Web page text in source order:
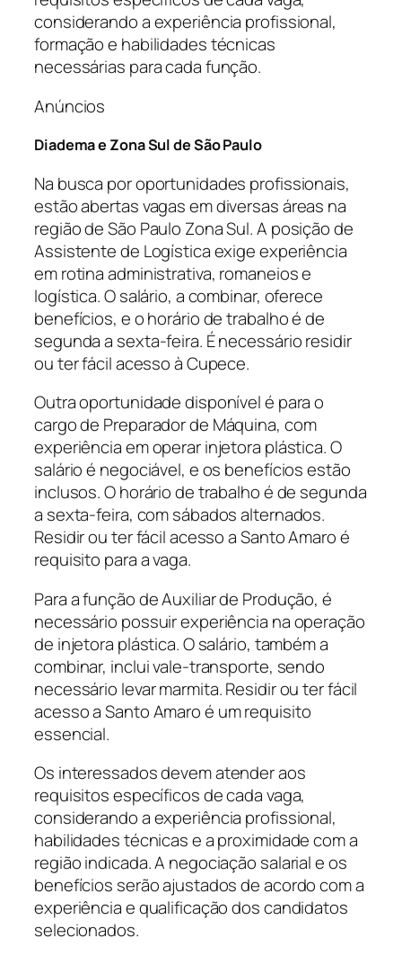
considerando a experiência profissional,
formação e habilidades técnicas
necessárias para cada função.
Anúncios
Diadema e Zona Sul de São Paulo
Na busca por oportunidades profissionais,
estão abertas vagas em diversas áreas na
região de São Paulo Zona Sul. A posição de
Assistente de Logística exige experiência
em rotina administrativa, romaneios e
logística. O salário, a combinar, oferece
benefícios, e o horário de trabalho é de
segunda a sexta-feira. É necessário residir
ou ter fácil acesso à Cupece.
Outra oportunidade disponível é para o
cargo de Preparador de Máquina, com
experiência em operar injetora plástica. O
salário é negociável, e os benefícios estão
inclusos. O horário de trabalho é de segunda
a sexta-feira, com sábados alternados.
Residir ou ter fácil acesso a Santo Amaro é
requisito para a vaga.
Para a função de Auxiliar de Produção, é
necessário possuir experiência na operação
de injetora plástica. O salário, também a
combinar, inclui vale-transporte, sendo
necessário levar marmita. Residir ou ter fácil
acesso a Santo Amaro é um requisito
essencial.
Os interessados devem atender aos
requisitos específicos de cada vaga,
considerando a experiência profissional,
habilidades técnicas e a proximidade com a
região indicada. A negociação salarial e os
benefícios serão ajustados de acordo com a
experiência e qualificação dos candidatos
selecionados.